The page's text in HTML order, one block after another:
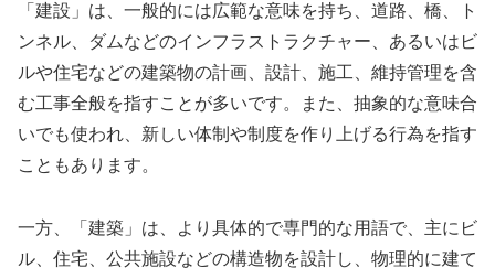
「建設」は、一般的には広範な意味を持ち、道路、橋、ト
ンネル、ダムなどのインフラストラクチャー、あるいはビ
ルや住宅などの建築物の計画、設計、施工、維持管理を含
む工事全般を指すことが多いです。また、抽象的な意味合
いでも使われ、新しい体制や制度を作り上げる行為を指す
こともあります。
一方、「建築」は、より具体的で専門的な用語で、主にビ
ル、住宅、公共施設などの構造物を設計し、物理的に建て